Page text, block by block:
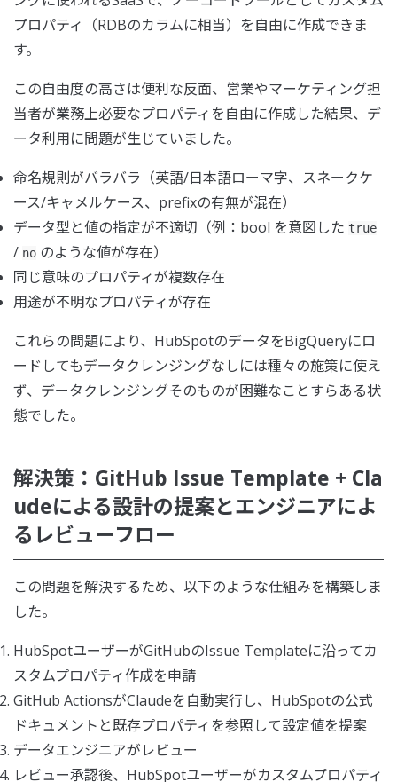
プロパティ（RDBのカラムに相当）を自由に作成できま
す。
この自由度の高さは便利な反面、営業やマーケティング担
当者が業務上必要なプロパティを自由に作成した結果、デ
ータ利用に問題が生じていました。
命名規則がバラバラ（英語/日本語ローマ字、スネークケ
ース/キャメルケース、prefixの有無が混在）
データ型と値の指定が不適切（例：bool を意図した true
/ no のような値が存在）
同じ意味のプロパティが複数存在
用途が不明なプロパティが存在
これらの問題により、HubSpotのデータをBigQueryにロ
ードしてもデータクレンジングなしには種々の施策に使え
ず、データクレンジングそのものが困難なことすらある状
態でした。
解決策：GitHub Issue Template + Cla
udeによる設計の提案とエンジニアによ
るレビューフロー
この問題を解決するため、以下のような仕組みを構築しま
した。
HubSpotユーザーがGitHubのIssue Templateに沿ってカ
スタムプロパティ作成を申請
GitHub ActionsがClaudeを自動実行し、HubSpotの公式
ドキュメントと既存プロパティを参照して設定値を提案
データエンジニアがレビュー
レビュー承認後、HubSpotユーザーがカスタムプロパティ